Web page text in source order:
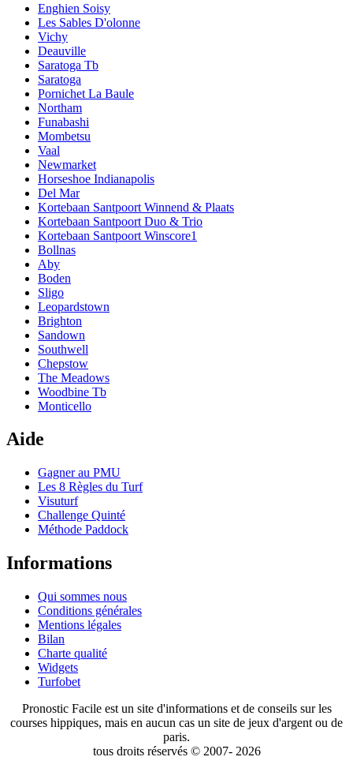
Enghien Soisy
Les Sables D'olonne
Vichy
Deauville
Saratoga Tb
Saratoga
Pornichet La Baule
Northam
Funabashi
Mombetsu
Vaal
Newmarket
Horseshoe Indianapolis
Del Mar
Kortebaan Santpoort Winnend & Plaats
Kortebaan Santpoort Duo & Trio
Kortebaan Santpoort Winscore1
Bollnas
Aby
Boden
Sligo
Leopardstown
Brighton
Sandown
Southwell
Chepstow
The Meadows
Woodbine Tb
Monticello
Aide
Gagner au PMU
Les 8 Règles du Turf
Visuturf
Challenge Quinté
Méthode Paddock
Informations
Qui sommes nous
Conditions générales
Mentions légales
Bilan
Charte qualité
Widgets
Turfobet
Pronostic Facile est un site d'informations et de conseils sur les
courses hippiques, mais en aucun cas un site de jeux d'argent ou de
paris.
tous droits réservés © 2007- 2026